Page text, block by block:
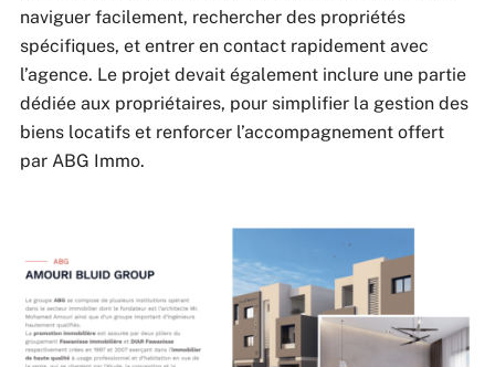
naviguer facilement, rechercher des propriétés
spécifiques, et entrer en contact rapidement avec
l’agence. Le projet devait également inclure une partie
dédiée aux propriétaires, pour simplifier la gestion des
biens locatifs et renforcer l’accompagnement offert
par ABG Immo.